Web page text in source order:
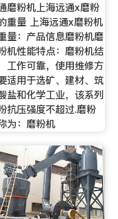
磨粉机上海远通x磨粉
重量 上海远通x磨粉机
量：产品信息磨粉机磨
机性能特点：磨粉机结
工作可靠，使用维修方
适用于选矿、建材、筑
盐和化学工业，该系列
抗压强度不超过.磨粉
为：磨粉机